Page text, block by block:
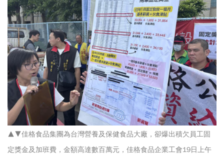
▲▼佳格食品集團為台灣營養及保健食品大廠，卻爆出積欠員工固
定獎金及加班費，金額高達數百萬元，佳格食品企業工會19日上午